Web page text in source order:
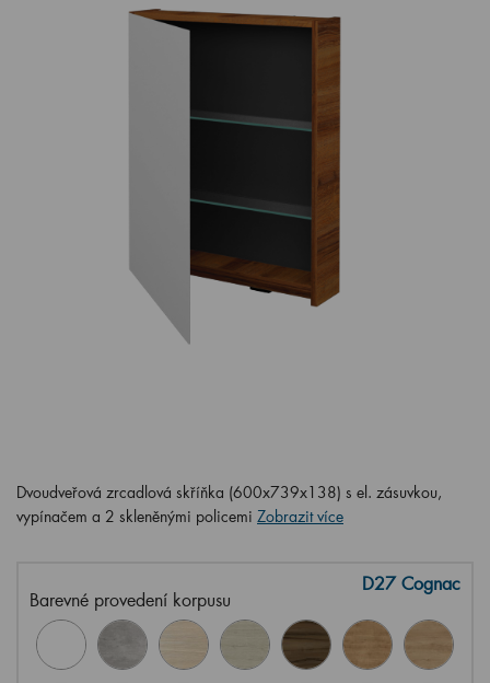
Dvoudveřová zrcadlová skříňka (600x739x138) s el. zásuvkou,
vypínačem a 2 skleněnými policemi Zobrazit více
Barevné provedení korpusu
D27 Cognac